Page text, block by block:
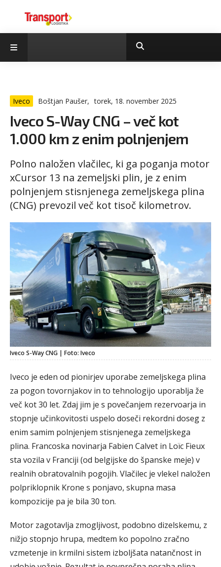
Iveco Boštjan Paušer, torek, 18. november 2025
Iveco S-Way CNG – več kot
1.000 km z enim polnjenjem
Polno naložen vlačilec, ki ga poganja motor
xCursor 13 na zemeljski plin, je z enim
polnjenjem stisnjenega zemeljskega plina
(CNG) prevozil več kot tisoč kilometrov.
Iveco S-Way CNG | Foto: Iveco
Iveco je eden od pionirjev uporabe zemeljskega plina
za pogon tovornjakov in to tehnologijo uporablja že
več kot 30 let. Zdaj jim je s povečanjem rezervoarja in
stopnje učinkovitosti uspelo doseči rekordni doseg z
enim samim polnjenjem stisnjenega zemeljskega
plina. Francoska novinarja Fabien Calvet in Loïc Fieux
sta vozila v Franciji (od belgijske do španske meje) v
realnih obratovalnih pogojih. Vlačilec je vlekel naložen
polpriklopnik Krone s ponjavo, skupna masa
kompozicije pa je bila 30 ton.
Motor zagotavlja zmogljivost, podobno dizelskemu, z
nižjo stopnjo hrupa, medtem ko popolno zračno
vzmetenje in krmilni sistem izboljšata natančnost in